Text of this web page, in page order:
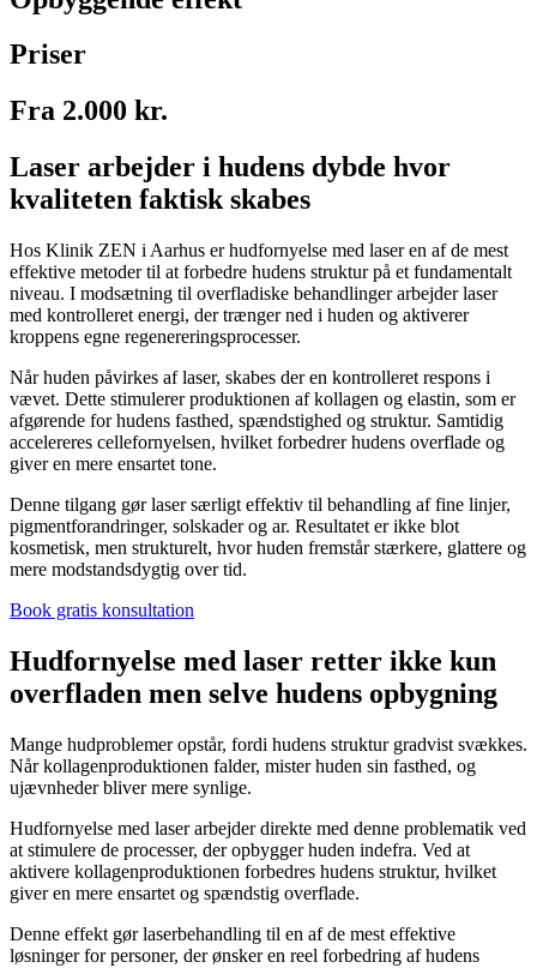
Priser
Fra 2.000 kr.
Laser arbejder i hudens dybde hvor
kvaliteten faktisk skabes
Hos Klinik ZEN i Aarhus er hudfornyelse med laser en af de mest
effektive metoder til at forbedre hudens struktur på et fundamentalt
niveau. I modsætning til overfladiske behandlinger arbejder laser
med kontrolleret energi, der trænger ned i huden og aktiverer
kroppens egne regenereringsprocesser.
Når huden påvirkes af laser, skabes der en kontrolleret respons i
vævet. Dette stimulerer produktionen af kollagen og elastin, som er
afgørende for hudens fasthed, spændstighed og struktur. Samtidig
accelereres cellefornyelsen, hvilket forbedrer hudens overflade og
giver en mere ensartet tone.
Denne tilgang gør laser særligt effektiv til behandling af fine linjer,
pigmentforandringer, solskader og ar. Resultatet er ikke blot
kosmetisk, men strukturelt, hvor huden fremstår stærkere, glattere og
mere modstandsdygtig over tid.
Book gratis konsultation
Hudfornyelse med laser retter ikke kun
overfladen men selve hudens opbygning
Mange hudproblemer opstår, fordi hudens struktur gradvist svækkes.
Når kollagenproduktionen falder, mister huden sin fasthed, og
ujævnheder bliver mere synlige.
Hudfornyelse med laser arbejder direkte med denne problematik ved
at stimulere de processer, der opbygger huden indefra. Ved at
aktivere kollagenproduktionen forbedres hudens struktur, hvilket
giver en mere ensartet og spændstig overflade.
Denne effekt gør laserbehandling til en af de mest effektive
løsninger for personer, der ønsker en reel forbedring af hudens